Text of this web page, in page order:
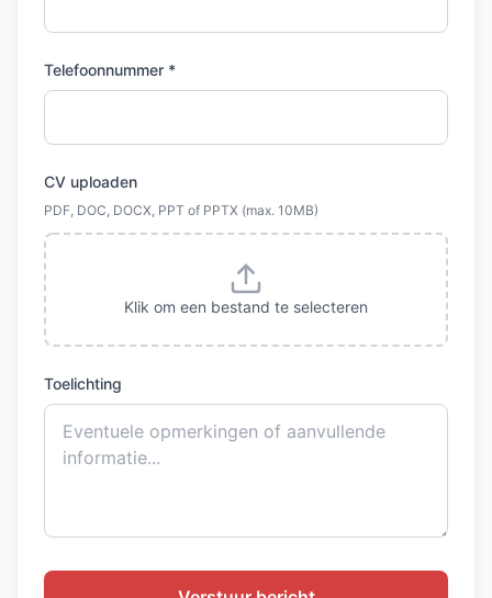
Telefoonnummer *
CV uploaden
PDF, DOC, DOCX, PPT of PPTX (max. 10MB)
Klik om een bestand te selecteren
Toelichting